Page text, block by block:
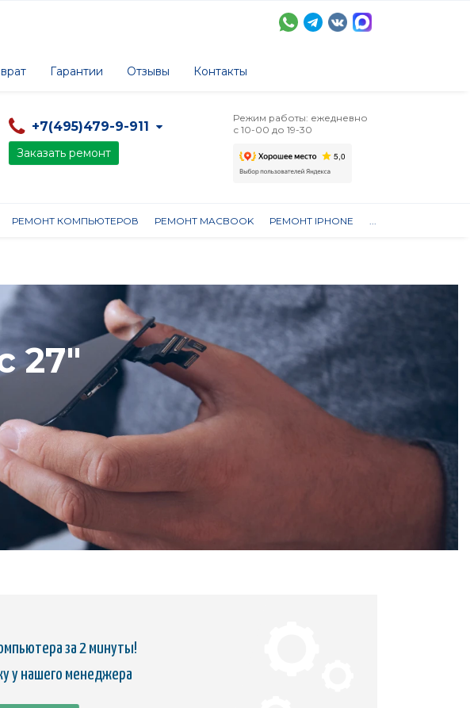
Гарантии Отзывы Контакты
+7(495)479-9-911
Заказать ремонт
Режим работы: ежедневно
с 10-00 до 19-30
РЕМОНТ КОМПЬЮТЕРОВ РЕМОНТ MACBOOK РЕМОНТ IPHONE ...
27"
за 2 минуты!
у нашего менеджера